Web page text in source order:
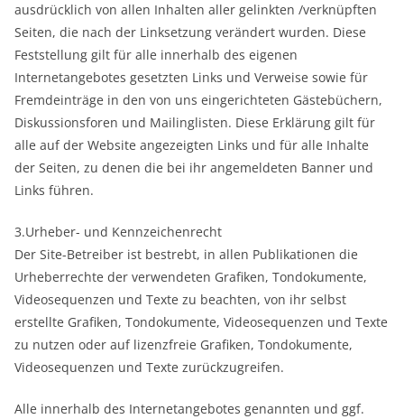
ausdrücklich von allen Inhalten aller gelinkten /verknüpften
Seiten, die nach der Linksetzung verändert wurden. Diese
Feststellung gilt für alle innerhalb des eigenen
Internetangebotes gesetzten Links und Verweise sowie für
Fremdeinträge in den von uns eingerichteten Gästebüchern,
Diskussionsforen und Mailinglisten. Diese Erklärung gilt für
alle auf der Website angezeigten Links und für alle Inhalte
der Seiten, zu denen die bei ihr angemeldeten Banner und
Links führen.
3.Urheber- und Kennzeichenrecht
Der Site-Betreiber ist bestrebt, in allen Publikationen die
Urheberrechte der verwendeten Grafiken, Tondokumente,
Videosequenzen und Texte zu beachten, von ihr selbst
erstellte Grafiken, Tondokumente, Videosequenzen und Texte
zu nutzen oder auf lizenzfreie Grafiken, Tondokumente,
Videosequenzen und Texte zurückzugreifen.
Alle innerhalb des Internetangebotes genannten und ggf.